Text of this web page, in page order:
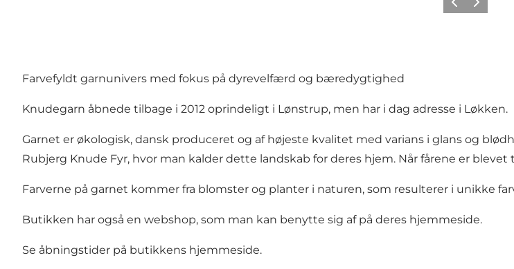
ForrigeNæste
Farvefyldt garnunivers med fokus på dyrevelfærd og bæredygtighed
Knudegarn åbnede tilbage i 2012 oprindeligt i Lønstrup, men har i dag adresse i Løkken.
Garnet er økologisk, dansk produceret og af højeste kvalitet med varians i glans og
Rubjerg Knude Fyr, hvor man kalder dette landskab for deres hjem. Når fårene er
Farverne på garnet kommer fra blomster og planter i naturen, som resulterer i unikke
Butikken har også en webshop, som man kan benytte sig af på deres hjemmeside.
Se åbningstider på butikkens hjemmeside.